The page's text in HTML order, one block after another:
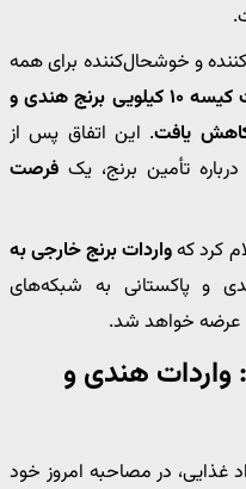
خبری شوکه‌کننده و خوشحال‌کننده برای همه
قیمت کیسه ۱۰ کیلویی برنج هندی و
یافت. این اتفاق پس از
تأمین برنج، یک فرصت
کرد کهواردات برنج خارجی به
و پاکستانی به شبکه‌های
عرضه خواهد شد.
واردات هندی و
غذایی، در مصاحبه امروز خود